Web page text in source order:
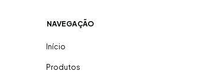
NAVEGAÇÃO
Início
Produtos